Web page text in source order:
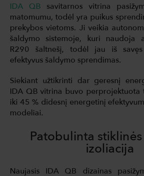
IDA QB savitarnos vitrina
matomumu, todėl yra puikus
prekybos vietoms. Ji veikia
šaldymo sistemoje, kuri naudoja
R290 šaltnešį, todėl jau iš
efektyvus šaldymo sprendimas.
Siekiant užtikrinti dar geresnį
IDA QB vitrina buvo perprojektuota
iki 45 % didesnį energetinį
modeliai.
Patobulinta
izoliacija
Naujasis IDA QB dizainas